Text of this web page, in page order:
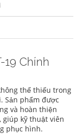
19 Chính
thể thiếu trong
Sản phẩm được
và hoàn thiện
giúp kỹ thuật viên
phục hình.